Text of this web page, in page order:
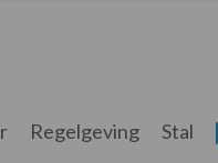
Regelgeving Stal